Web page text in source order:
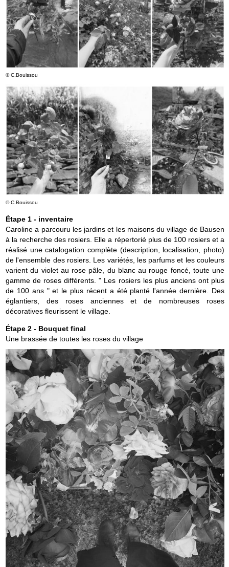
© C.Bouissou
© C.Bouissou
Étape 1 - inventaire
Caroline a parcouru les jardins et les maisons du village de Bausen
à la recherche des rosiers. Elle a répertorié plus de 100 rosiers et a
réalisé une catalogation complète (description, localisation, photo)
de l'ensemble des rosiers. Les variétés, les parfums et les couleurs
varient du violet au rose pâle, du blanc au rouge foncé, toute une
gamme de roses différents. " Les rosiers les plus anciens ont plus
de 100 ans " et le plus récent a été planté l'année dernière. Des
églantiers, des roses anciennes et de nombreuses roses
décoratives fleurissent le village.
Étape 2 - Bouquet final
Une brassée de toutes les roses du village